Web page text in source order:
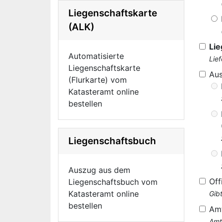
Liegenschaftskarte
(ALK)
Automatisierte
Liegenschaftskarte
(Flurkarte) vom
Katasteramt online
bestellen
Liegenschaftsbuch
Auszug aus dem
Liegenschaftsbuch vom
Katasteramt online
bestellen